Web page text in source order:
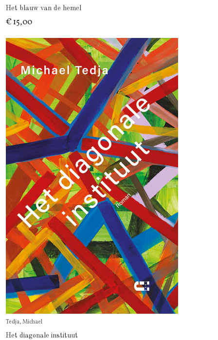
Het blauw van de hemel
€ 15,00
Tedja, Michael
Het diagonale instituut